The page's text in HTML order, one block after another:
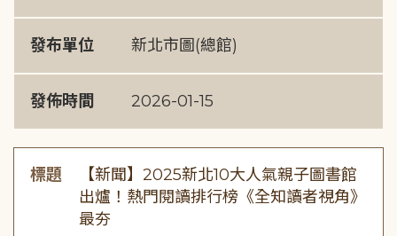
發布單位 新北市圖(總館)
發佈時間 2026-01-15
標題
【新聞】2025新北10大人氣親子圖書館
出爐！熱門閱讀排行榜《全知讀者視角》
最夯